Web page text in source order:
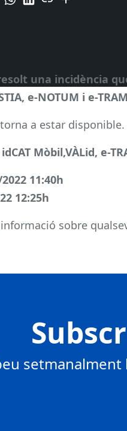
una incidència
e-NOTUM i e-TRAM
a estar disponible.
idCAT Mòbil,VÀLid, e-
11:40h
12:25h
sobre